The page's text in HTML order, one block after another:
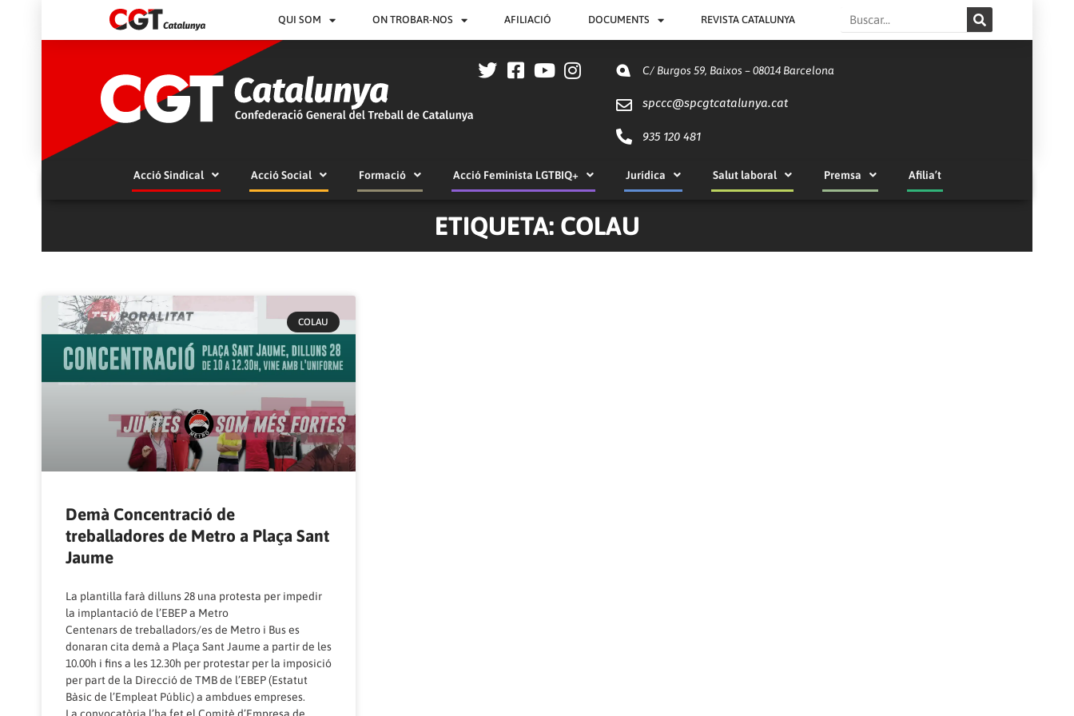
QUI SOM ON TROBAR-NOS AFILIACIÓ DOCUMENTS REVISTA CATALUNYA Search
C/ Burgos 59, Baixos – 08014 Barcelona
spccc@spcgtcatalunya.cat
935 120 481
Acció Sindical Acció Social Formació Acció Feminista LGTBIQ+ Jurídica Salut laboral Premsa Afilia’t
ETIQUETA: COLAU
COLAU
Demà Concentració de
treballadores de Metro a Plaça Sant
Jaume
La plantilla farà dilluns 28 una protesta per impedir
la implantació de l’EBEP a Metro
Centenars de treballadors/es de Metro i Bus es
donaran cita demà a Plaça Sant Jaume a partir de les
10.00h i fins a les 12.30h per protestar per la imposició
per part de la Direcció de TMB de l’EBEP (Estatut
Bàsic de l’Empleat Públic) a ambdues empreses.
La convocatòria l’ha fet el Comitè d’Empresa de